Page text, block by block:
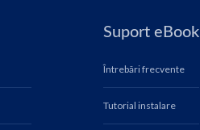
Suport eBook
Întrebări frecvente
Tutorial instalare